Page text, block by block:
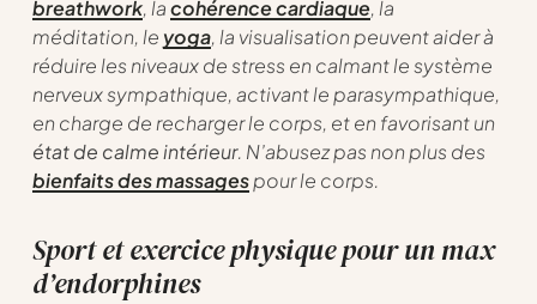
breathwork, lacohérence cardiaque, la
méditation, le yoga, la visualisation peuvent aider à
réduire les niveaux de stress en calmant le système
nerveux sympathique, activant le parasympathique,
en charge de recharger le corps, et en favorisant un
état de calme intérieur. N’abusez pas non plus des
bienfaits des massagespour le corps.
Sport et exercice physique pour un max
d’endorphines